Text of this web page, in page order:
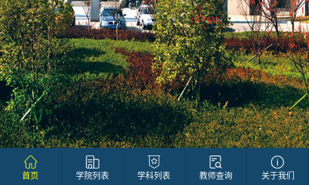
首页 学院列表 学科列表 教师查询 关于我们